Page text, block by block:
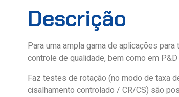
Descrição
Para uma ampla gama de aplicações
controle de qualidade, bem como em
Faz testes de rotação (no modo de taxa
cisalhamento controlado / CR/CS) são